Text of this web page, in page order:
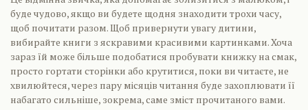
буде чудово, якщо ви будете щодня знаходити трохи часу,
щоб почитати разом. Щоб привернути увагу дитини,
вибирайте книги з яскравими красивими картинками. Хоча
зараз їй може більше подобатися пробувати книжку на смак,
просто гортати сторінки або крутитися, поки ви читаєте, не
хвилюйтеся, через пару місяців читання буде захоплювати її
набагато сильніше, зокрема, саме зміст прочитаного вами.